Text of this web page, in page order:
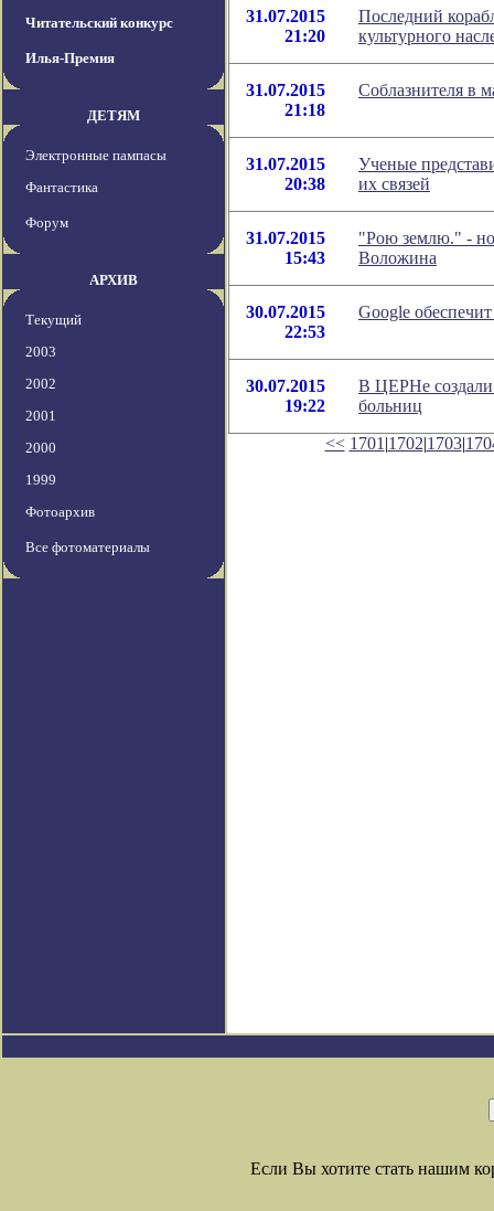
Читательский конкурс
Илья-Премия
ДЕТЯМ
Электронные пампасы
Фантастика
Форум
АРХИВ
Текущий
2003
2002
2001
2000
1999
Фотоархив
Все фотоматериалы
31.07.2015
21:20
Последний
культурного
31.07.2015
21:18
Соблазнителя в
31.07.2015
20:38
Ученые
их связей
31.07.2015
15:43
"Рою землю." -
Воложина
30.07.2015
22:53
Google
30.07.2015
19:22
В ЦЕРНе создали
больниц
<< 1701 |1702|1703|
Если Вы хотите стать нашим